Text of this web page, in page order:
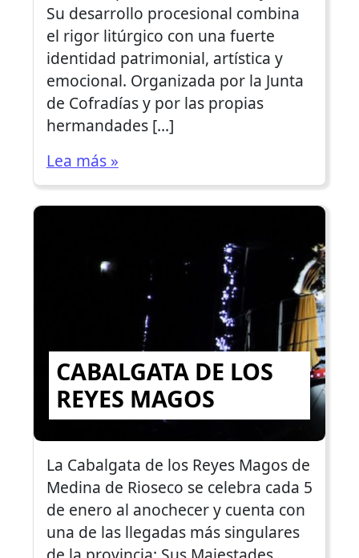
Su desarrollo procesional combina
el rigor litúrgico con una fuerte
identidad patrimonial, artística y
emocional. Organizada por la Junta
de Cofradías y por las propias
hermandades […]
Lea más »
CABALGATA DE LOS
REYES MAGOS
La Cabalgata de los Reyes Magos de
Medina de Rioseco se celebra cada 5
de enero al anochecer y cuenta con
una de las llegadas más singulares